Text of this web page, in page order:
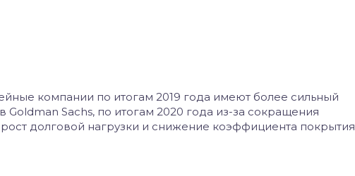
компании по итогам 2019 года имеют более сильный
Sachs, по итогам 2020 года из-за сокращения
долговой нагрузки и снижение коэффициента покрытия